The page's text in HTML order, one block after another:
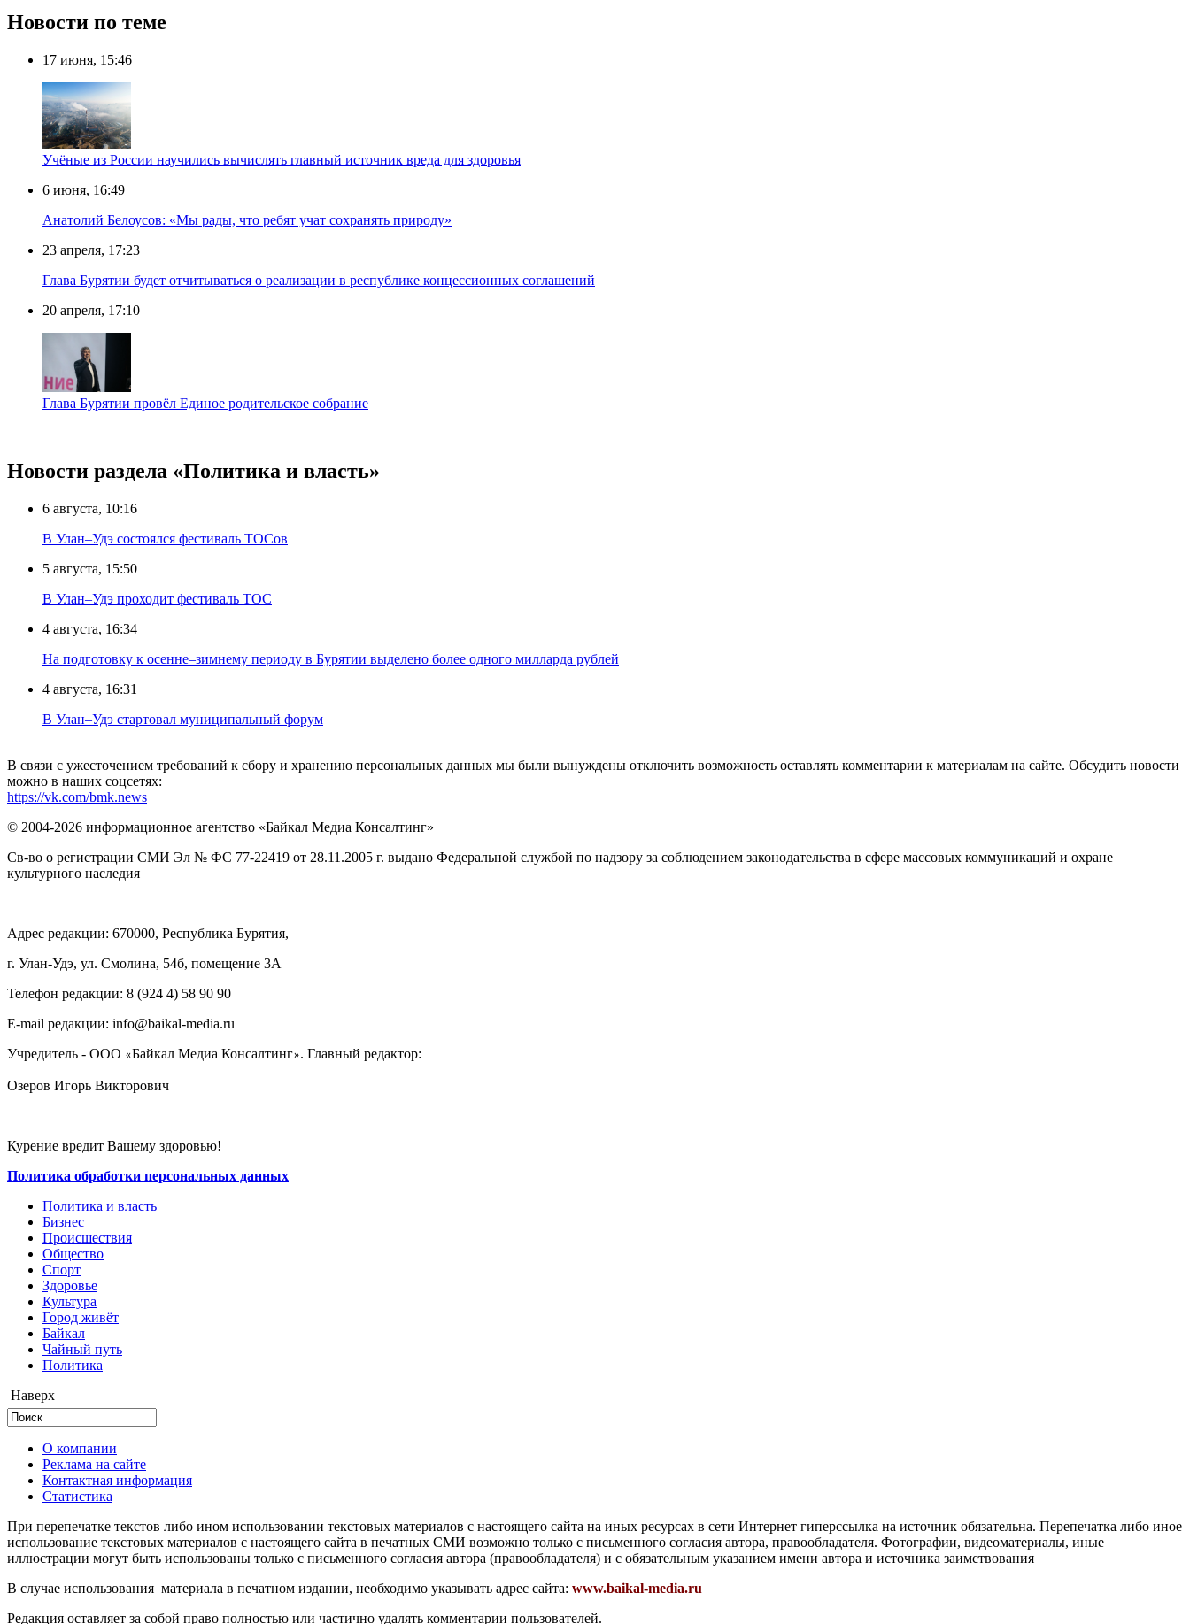
Новости по теме
17 июня, 15:46
Учёные из России научились вычислять главный источник вреда для здоровья
6 июня, 16:49
Анатолий Белоусов: «Мы рады, что ребят учат сохранять природу»
23 апреля, 17:23
Глава Бурятии будет отчитываться о реализации в республике концессионных соглашений
20 апреля, 17:10
Глава Бурятии провёл Единое родительское собрание
Новости раздела «Политика и власть»
6 августа, 10:16
В Улан–Удэ состоялся фестиваль ТОСов
5 августа, 15:50
В Улан–Удэ проходит фестиваль ТОС
4 августа, 16:34
На подготовку к осенне–зимнему периоду в Бурятии выделено более одного милларда рублей
4 августа, 16:31
В Улан–Удэ стартовал муниципальный форум
В связи с ужесточением требований к сбору и хранению персональных данных мы были вынуждены отключить возможность оставлять комментарии к материалам на сайте. Обсудить новости
можно в наших соцсетях:
https://vk.com/bmk.news
© 2004-2026 информационное агентство «Байкал Медиа Консалтинг»
Св-во о регистрации СМИ Эл № ФС 77-22419 от 28.11.2005 г. выдано Федеральной службой по надзору за соблюдением законодательства в сфере массовых коммуникаций и охране
культурного наследия
Адрес редакции: 670000, Республика Бурятия,
г. Улан-Удэ, ул. Смолина, 54б, помещение 3А
Телефон редакции: ‎‎8 (924 4) 58 90 90
E-mail редакции: info@baikal-media.ru
Учредитель - ООО «Байкал Медиа Консалтинг». Главный редактор:
Озеров Игорь Викторович
Курение вредит Вашему здоровью!
Политика обработки персональных данных
Политика и власть
Бизнес
Происшествия
Общество
Cпорт
Здоровье
Культура
Город живёт
Байкал
Чайный путь
Политика
Наверх
О компании
Реклама на сайте
Контактная информация
Статистика
При перепечатке текстов либо ином использовании текстовых материалов с настоящего сайта на иных ресурсах в сети Интернет гиперссылка на источник обязательна. Перепечатка либо иное
использование текстовых материалов с настоящего сайта в печатных СМИ возможно только с письменного согласия автора, правообладателя. Фотографии, видеоматериалы, иные
иллюстрации могут быть использованы только с письменного согласия автора (правообладателя) и с обязательным указанием имени автора и источника заимствования
В случае использования материала в печатном издании, необходимо указывать адрес сайта: www.baikal-media.ru
Редакция оставляет за собой право полностью или частично удалять комментарии пользователей.